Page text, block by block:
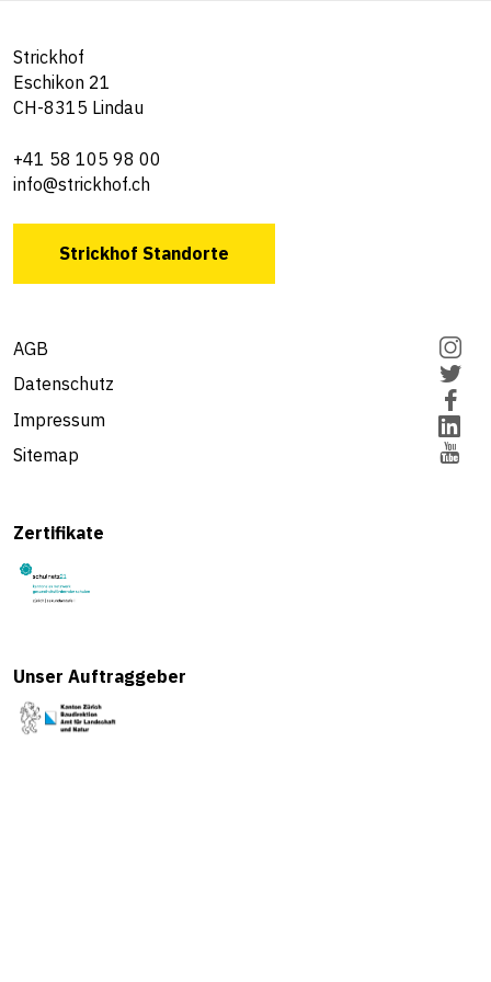
Strickhof
Eschikon 21
CH-8315 Lindau
+41 58 105 98 00
info@strickhof.ch
Strickhof Standorte
AGB
Datenschutz
Impressum
Sitemap
Zertifikate
Unser Auftraggeber